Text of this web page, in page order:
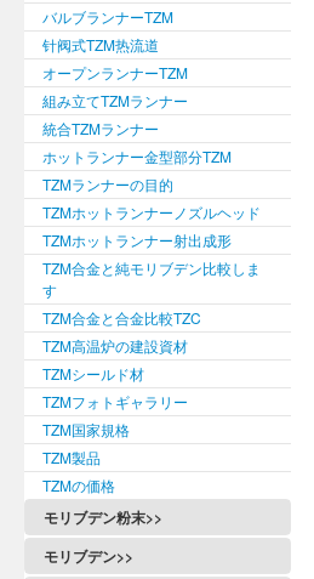
バルブランナーTZM
针阀式TZM热流道
オープンランナーTZM
組み立てTZMランナー
統合TZMランナー
ホットランナー金型部分TZM
TZMランナーの目的
TZMホットランナーノズルヘッド
TZMホットランナー射出成形
TZM合金と純モリブデン比較しま
す
TZM合金と合金比較TZC
TZM高温炉の建設資材
TZMシールド材
TZMフォトギャラリー
TZM国家規格
TZM製品
TZMの価格
モリブデン粉末>>
モリブデン>>